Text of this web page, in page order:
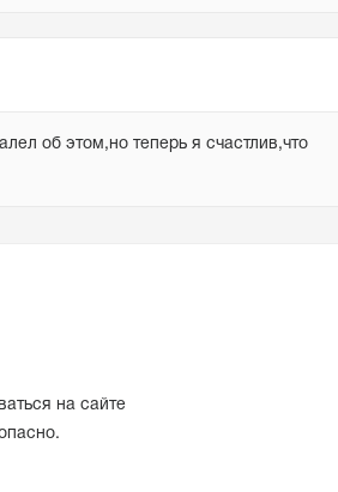
об этом,но теперь я счастлив,что
на сайте